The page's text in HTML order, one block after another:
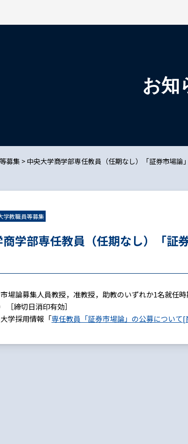
お知
募集 > 中央大学商学部専任教員（任期なし）「証券市場論
学教職員等募集
商学部専任教員（任期なし）「証
場論募集人員教授，准教授，助教のいずれか1名就任
［締切日消印有効］
学採用情報「専任教員「証券市場論」の公募について[